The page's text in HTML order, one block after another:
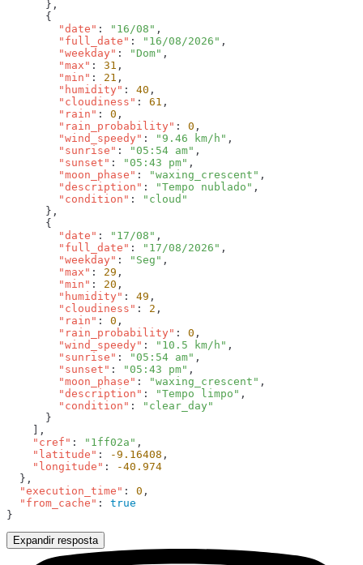
        "date"
: "16/08"
        "full_date"
: "16/08/2026"
        "weekday"
: "Dom"
        "max"
: 31
        "min"
: 21
        "humidity"
: 40
        "cloudiness"
: 61
        "rain"
: 0
        "rain_probability"
: 0
        "wind_speedy"
: "9.46 km/h"
        "sunrise"
: "05:54 am"
        "sunset"
: "05:43 pm"
        "moon_phase"
: "waxing_crescent"
        "description"
: "Tempo nublado"
        "condition"
:
        "date"
: "17/08"
        "full_date"
: "17/08/2026"
        "weekday"
: "Seg"
        "max"
: 29
        "min"
: 20
        "humidity"
: 49
        "cloudiness"
: 2
        "rain"
: 0
        "rain_probability"
: 0
        "wind_speedy"
: "10.5 km/h"
        "sunrise"
: "05:54 am"
        "sunset"
: "05:43 pm"
        "moon_phase"
: "waxing_crescent"
        "description"
: "Tempo limpo"
        "condition"
:
    "cref"
: "1ff02a"
    "latitude"
: -9.16408
    "longitude"
:
  "execution_time"
: 0
  "from_cache"
:
Expandir resposta